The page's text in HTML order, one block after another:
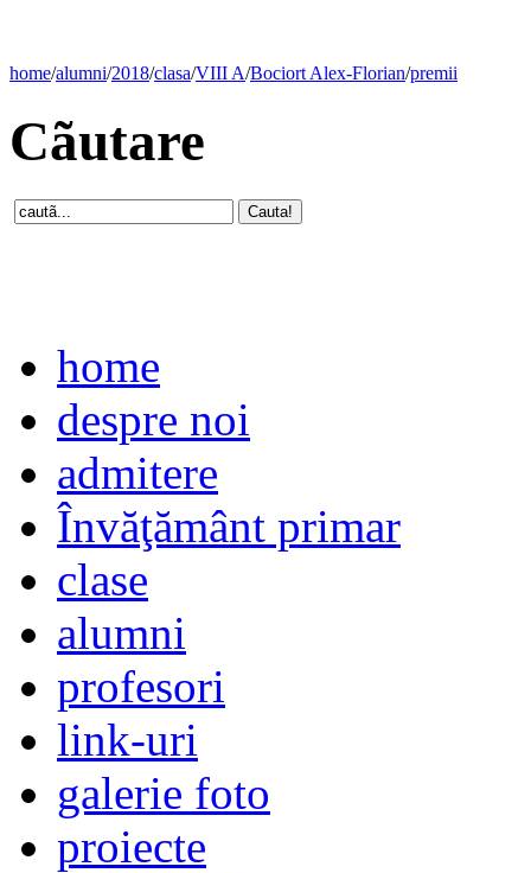
home/alumni/2018/clasa/VIII A/Bociort Alex-Florian/premii
Cãutare
home
despre noi
admitere
Învăţământ primar
clase
alumni
profesori
link-uri
galerie foto
proiecte